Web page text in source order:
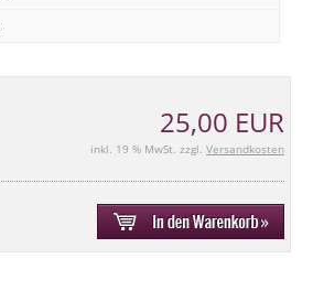
25,00 EUR
inkl. 19 % MwSt. zzgl. Versandkosten